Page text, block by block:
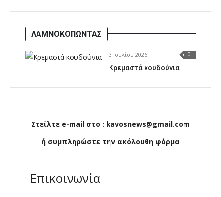
ΛΑΜΝΟΚΟΠΩΝΤΑΣ
3 Ιουλίου 2026 0
Κρεμαστά κουδούνια
Στείλτε e-mail στο : kavosnews@gmail.com
ή συμπληρώστε την ακόλουθη φόρμα
Επικοινωνία